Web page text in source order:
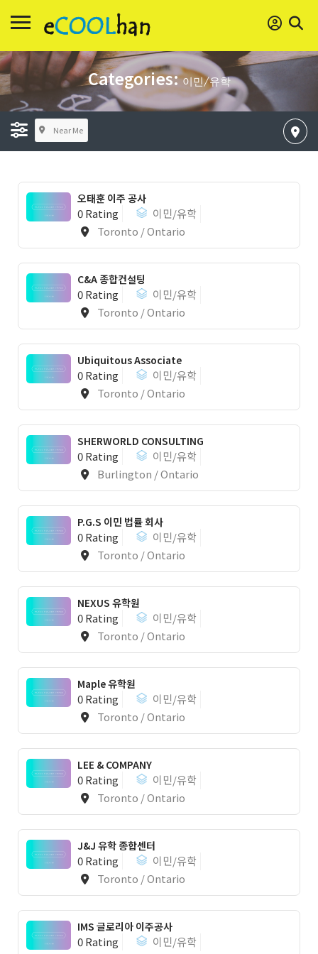
Categories:이민/유학
Near Me
오태훈 이주 공사
0 Rating
이민/유학
Toronto / Ontario
C&A 종합컨설팅
0 Rating
이민/유학
Toronto / Ontario
Ubiquitous Associate
0 Rating
이민/유학
Toronto / Ontario
SHERWORLD CONSULTING
0 Rating
이민/유학
Burlington / Ontario
P.G.S 이민 법률 회사
0 Rating
이민/유학
Toronto / Ontario
NEXUS 유학원
0 Rating
이민/유학
Toronto / Ontario
Maple 유학원
0 Rating
이민/유학
Toronto / Ontario
LEE & COMPANY
0 Rating
이민/유학
Toronto / Ontario
J&J 유학 종합센터
0 Rating
이민/유학
Toronto / Ontario
IMS 글로리아 이주공사
0 Rating
이민/유학